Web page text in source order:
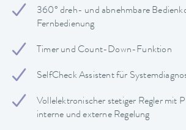
360° dreh- und abnehmbare
Fernbedienung
Timer und Count-Down-Funktion
SelfCheck Assistent für
Vollelektronischer stetiger Regler mit
interne und externe Regelung